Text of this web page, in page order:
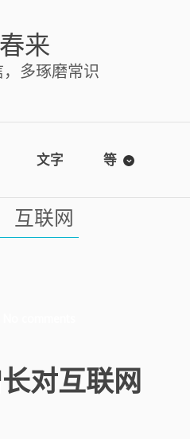
来
多琢磨常识
文字 等
互联网
对互联网